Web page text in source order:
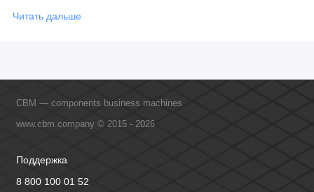
официальными производителями и проводим регулярное
Читать дальше
CBM — components business machines
www.cbm.company © 2015 - 2026
Поддержка
8 800 100 01 52